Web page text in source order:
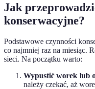
Jak
konserwacyjne?
Podstawowe czynności
co najmniej raz na miesiąc.
sieci. Na początku warto:
Wypustić worek lub
należy czekać, aż